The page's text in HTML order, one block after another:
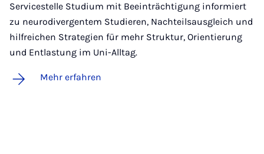
Servicestelle Studium mit Beeinträchtigung informiert
zu neurodivergentem Studieren, Nachteilsausgleich und
hilfreichen Strategien für mehr Struktur, Orientierung
und Entlastung im Uni-Alltag.
Mehr erfahren